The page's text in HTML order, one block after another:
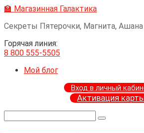
Перейти
контенту
🏫 Магазинная Галактика
Секреты Пятерочки, Магнита,
Горячая линия:
8 800 555-5505
Мой блог
Вход в личный
Активация